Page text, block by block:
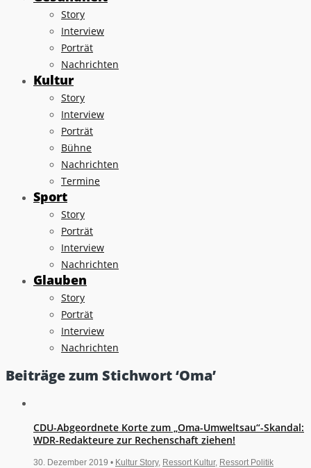
Story
Interview
Porträt
Nachrichten
Kultur
Story
Interview
Porträt
Bühne
Nachrichten
Termine
Sport
Story
Porträt
Interview
Nachrichten
Glauben
Story
Porträt
Interview
Nachrichten
Beiträge zum Stichwort ‘Oma’
CDU-Abgeordnete Korte zum „Oma-Umweltsau“-Skandal:
WDR-Redakteure zur Rechenschaft ziehen!
30. Dezember 2019 • Kultur Story, Ressort Kultur, Ressort Politik